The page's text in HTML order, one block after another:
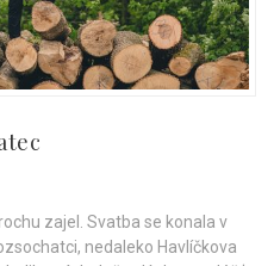
zajel. Svatba se konala v
nedaleko Havlíčkova